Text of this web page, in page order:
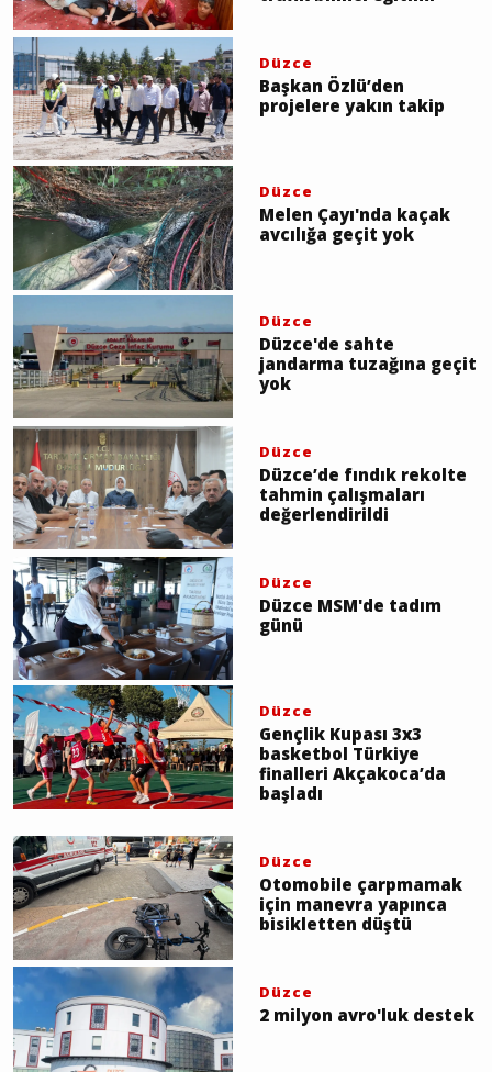
Düzce
Başkan Özlü’den
projelere yakın takip
Düzce
Melen Çayı'nda kaçak
avcılığa geçit yok
Düzce
Düzce'de sahte
jandarma tuzağına geçit
yok
Düzce
Düzce’de fındık rekolte
tahmin çalışmaları
değerlendirildi
Düzce
Düzce MSM'de tadım
günü
Düzce
Gençlik Kupası 3x3
basketbol Türkiye
finalleri Akçakoca’da
başladı
Düzce
Otomobile çarpmamak
için manevra yapınca
bisikletten düştü
Düzce
2 milyon avro'luk destek